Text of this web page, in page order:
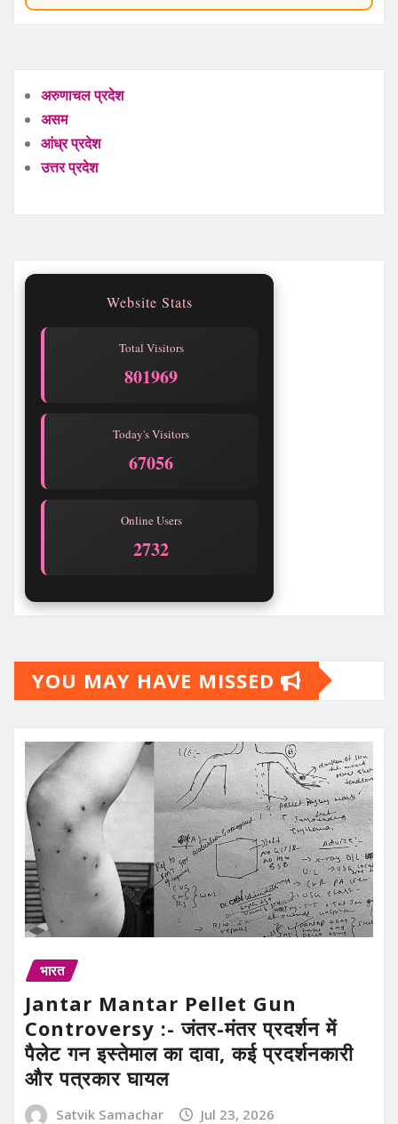
अरुणाचल प्रदेश
असम
आंध्र प्रदेश
उत्तर प्रदेश
Website Stats
Total Visitors
801969
Today's Visitors
67056
Online Users
2732
YOU MAY HAVE MISSED
भारत
Jantar Mantar Pellet Gun
Controversy :- जंतर-मंतर प्रदर्शन में
पैलेट गन इस्तेमाल का दावा, कई प्रदर्शनकारी
और पत्रकार घायल
Satvik Samachar Jul 23, 2026